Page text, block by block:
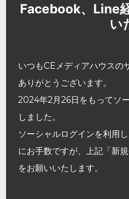
Facebook、Line
い
いつもCEメディアハウスの
ありがとうございます。
2024年2月26日をもってソ
しました。
ソーシャルログインを利用
にお手数ですが、上記「新
をお願いいたします。